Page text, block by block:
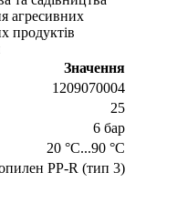
агресивних
продуктів
Значення
1209070004
25
6 бар
20 °C...90 °C
PP-R (тип 3)